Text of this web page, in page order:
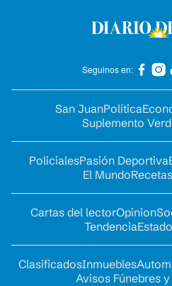
Seguinos en:
San JuanPolítica
Suplemento
PolicialesPasión Deportiva
El MundoRecetas
Cartas del lectorOpinion
Tendencia
ClasificadosInmuebles
Avisos Fúnebres